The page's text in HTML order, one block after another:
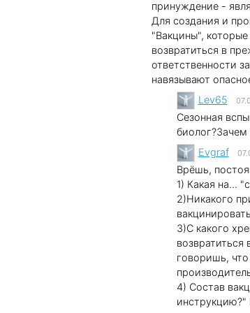
принуждение -
Для создания и
"Вакцины",
возвратиться в
ответственности
навязывают
Lev65
Сезонная
Evgraf
Врёшь,
1) Какая на...
2)Никакого
3)С какого
говоришь,
4) Состав